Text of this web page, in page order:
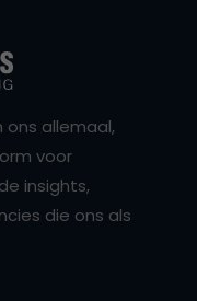
allemaal,
voor
insights,
die ons als